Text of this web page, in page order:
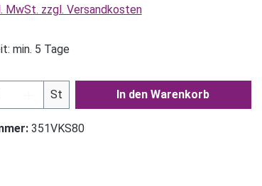
MwSt. zzgl. Versandkosten
min. 5 Tage
Anzahl: Gib den gewünschten
St In den Warenkorb
351VKS80